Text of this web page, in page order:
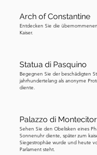
Arch of Constantine
Entdecken Sie die
Kaiser.
Statua di Pasquino
Begegnen Sie der beschädigten
jahrhundertelang als anonyme
diente.
Palazzo di
Sehen Sie den Obelisken eines
Sonnenuhr diente, später zum
Siegestrophäe wurde und heute
Parlament steht.